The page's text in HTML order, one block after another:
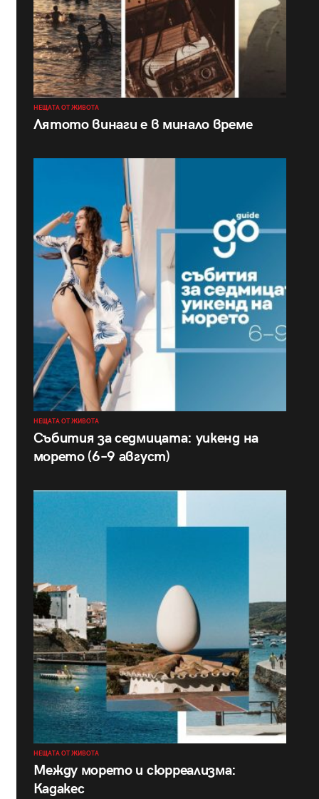
НЕЩАТА ОТ ЖИВОТА
Лятото винаги е в минало време
НЕЩАТА ОТ ЖИВОТА
Събития за седмицата: уикенд на
морето (6–9 август)
НЕЩАТА ОТ ЖИВОТА
Между морето и сюрреализма:
Кадакес